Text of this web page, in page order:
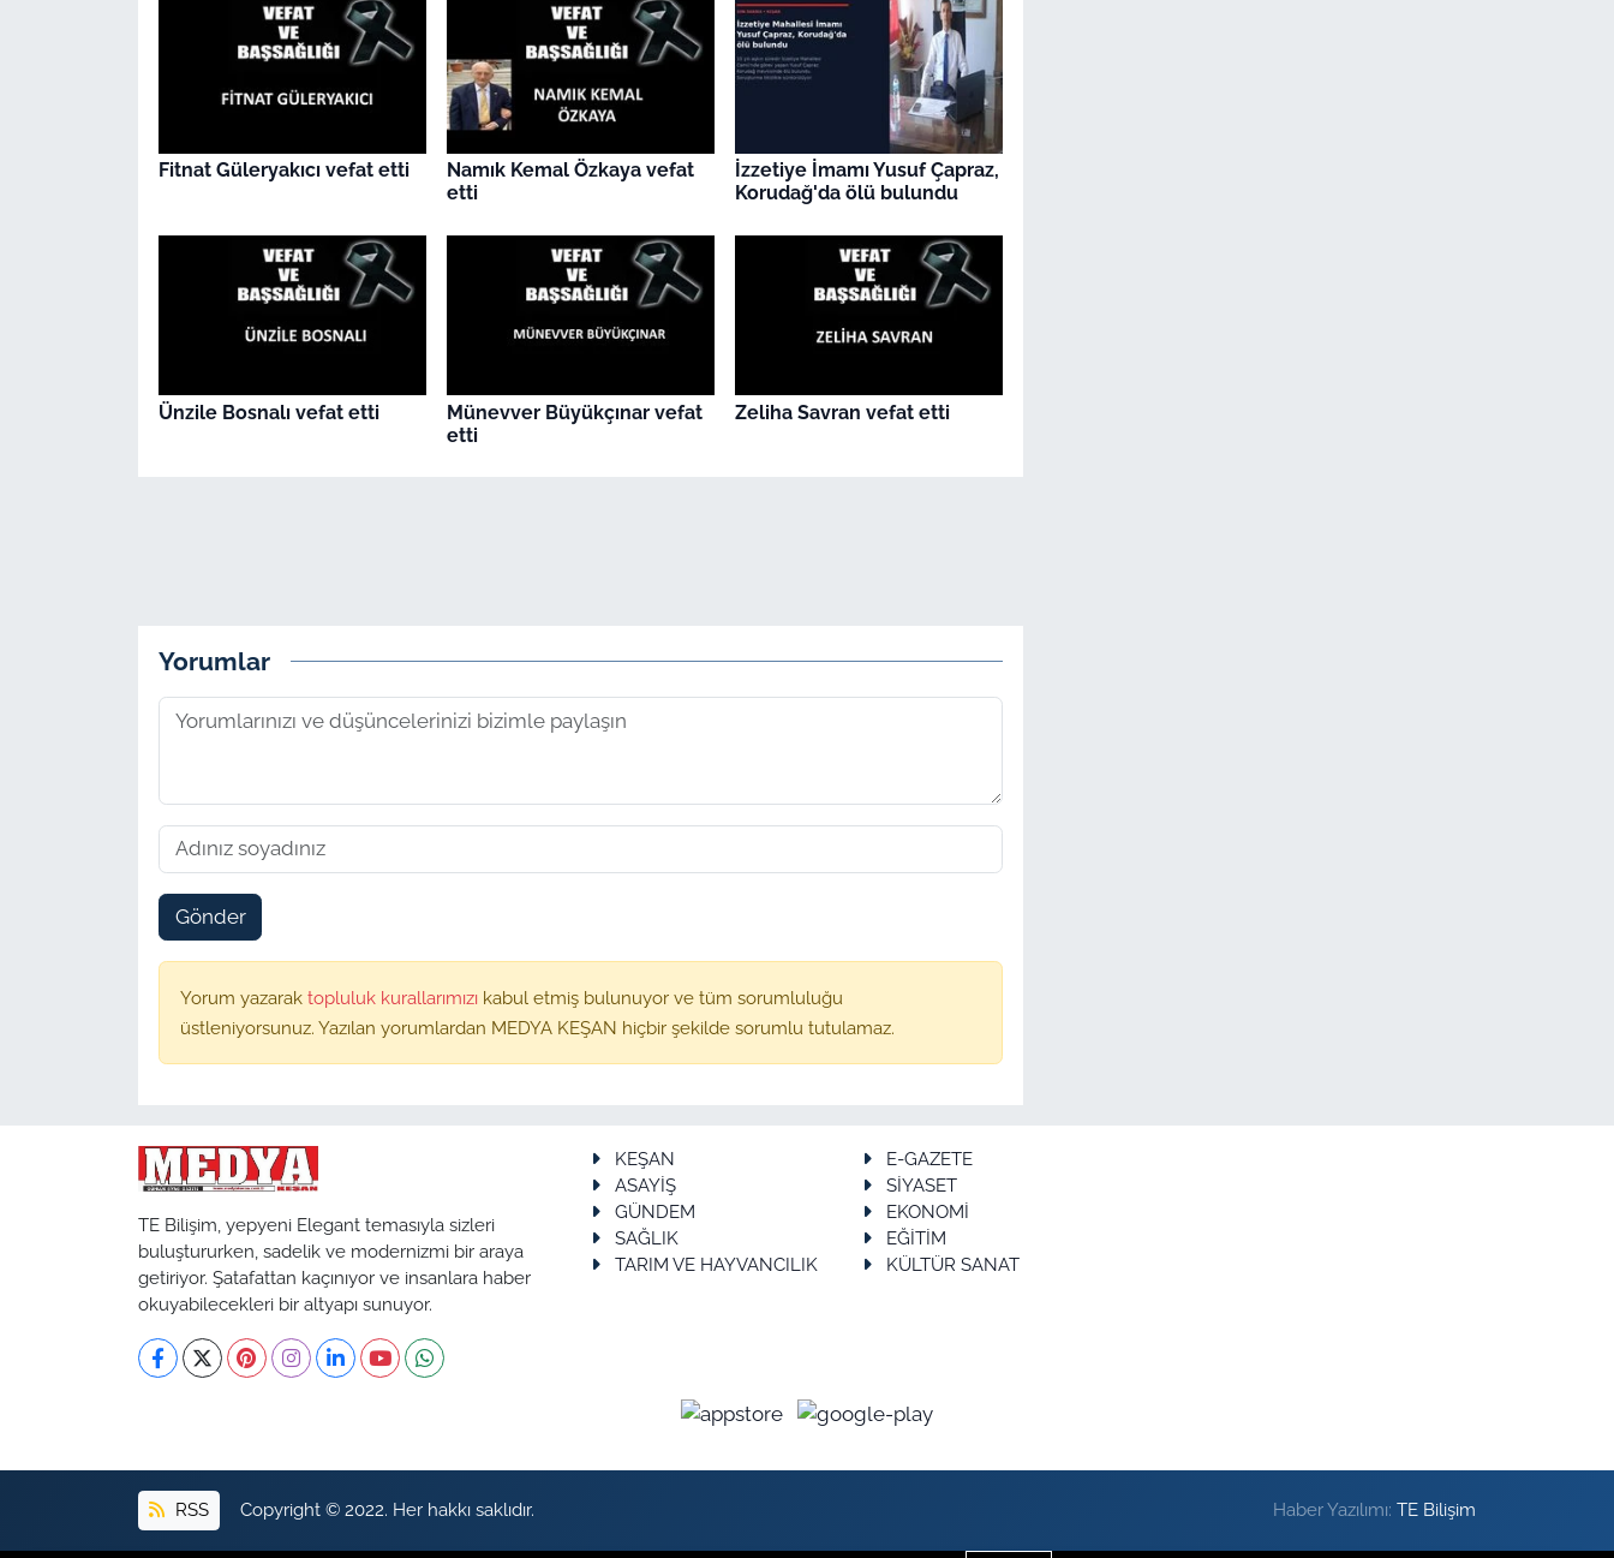
Fitnat Güleryakıcı vefat etti
Namık Kemal Özkaya vefat
etti
İzzetiye İmamı Yusuf Çapraz,
Korudağ'da ölü bulundu
Ünzile Bosnalı vefat etti
Münevver Büyükçınar vefat
etti
Zeliha Savran vefat etti
Yorumlar
Gönder
Yorum yazarak topluluk kurallarımızı kabul etmiş bulunuyor ve tüm sorumluluğu
üstleniyorsunuz. Yazılan yorumlardan MEDYA KEŞAN hiçbir şekilde sorumlu tutulamaz.
TE Bilişim, yepyeni Elegant temasıyla sizleri
buluştururken, sadelik ve modernizmi bir araya
getiriyor. Şatafattan kaçınıyor ve insanlara haber
okuyabilecekleri bir altyapı sunuyor.
KEŞAN
E-GAZETE
ASAYİŞ
SİYASET
GÜNDEM
EKONOMİ
SAĞLIK
EĞİTİM
TARIM VE HAYVANCILIK
KÜLTÜR SANAT
RSS Copyright © 2022. Her hakkı saklıdır. Haber Yazılımı:TE Bilişim